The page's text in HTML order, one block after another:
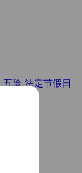
五险 法定节假日